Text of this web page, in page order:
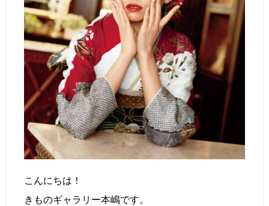
こんにちは！
きものギャラリー本嶋です。